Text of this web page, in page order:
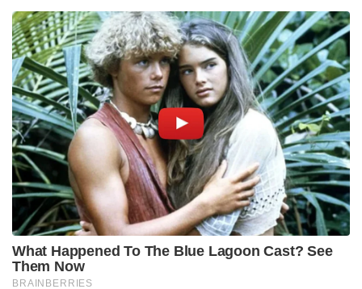
വ്യക്തമാക്കി.
Tags: trump modi